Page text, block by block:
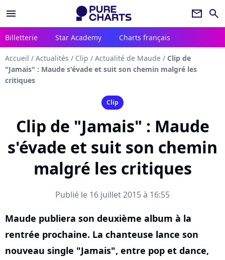
menu newsletter search
Billetterie Star Academy Charts français
Accueil / Actualités / Clip / Actualité de Maude / Clip de
"Jamais" : Maude s'évade et suit son chemin malgré les
critiques
Clip
Clip de "Jamais" : Maude
s'évade et suit son chemin
malgré les critiques
Publié le 16 juillet 2015 à 16:55
Maude publiera son deuxième album à la
rentrée prochaine. La chanteuse lance son
nouveau single "Jamais", entre pop et dance,